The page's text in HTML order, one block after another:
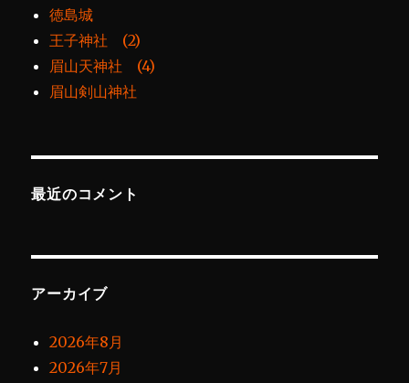
徳島城
王子神社 (2)
眉山天神社 (4)
眉山剣山神社
最近のコメント
アーカイブ
2026年8月
2026年7月